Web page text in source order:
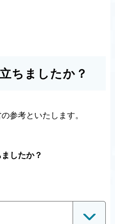
ちましたか？
参考といたします。
したか？